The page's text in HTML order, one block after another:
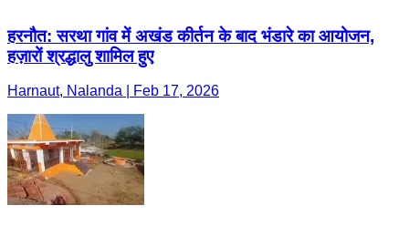
हरनौत: सरथा गांव में अखंड कीर्तन के बाद भंडारे का आयोजन,
हज़ारों श्रद्धालु शामिल हुए
Harnaut, Nalanda | Feb 17, 2026